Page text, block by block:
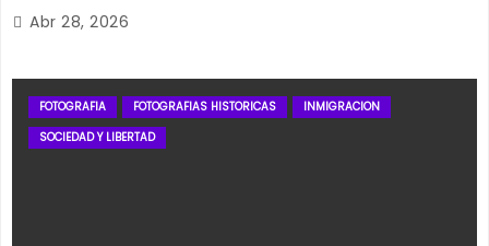
Abr 28, 2026
FOTOGRAFIA FOTOGRAFIAS HISTORICAS
INMIGRACION
SOCIEDAD Y LIBERTAD